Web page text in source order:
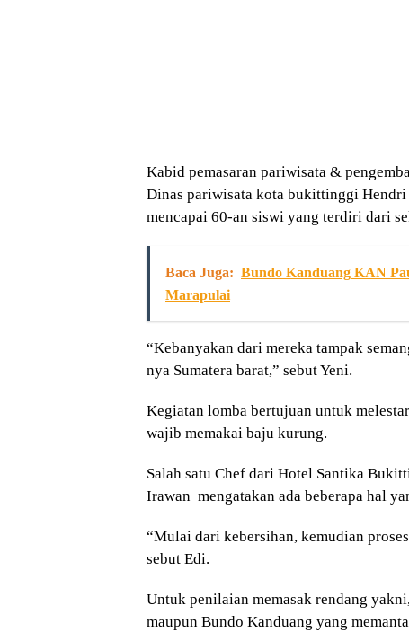
Kabid pemasaran pariwisata &
Dinas pariwisata kota bukittinggi Hendri
mencapai 60-an siswi yang terdiri dari
Baca Juga: Bundo Kanduang KAN
Marapulai
“Kebanyakan dari mereka tampak
nya Sumatera barat,” sebut Yeni.
Kegiatan lomba bertujuan untuk
wajib memakai baju kurung.
Salah satu Chef dari Hotel Santika
Irawan mengatakan ada beberapa hal
“Mulai dari kebersihan, kemudian
sebut Edi.
Untuk penilaian memasak rendang
maupun Bundo Kanduang yang